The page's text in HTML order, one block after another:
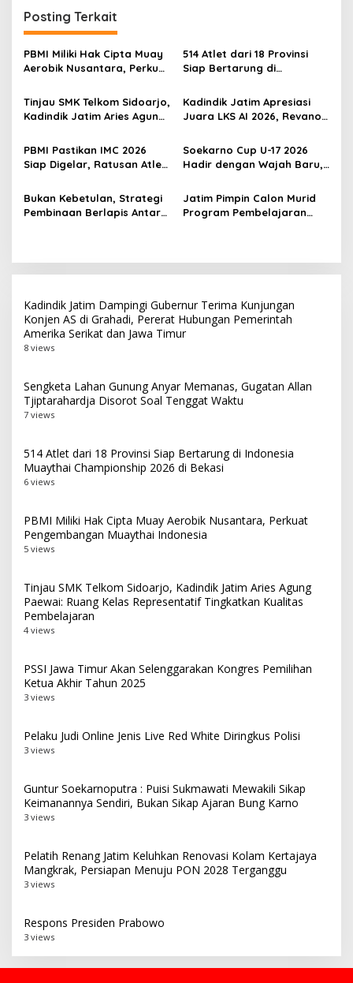
g
a
s
i
p
o
s
Posting Terkait
PBMI Miliki Hak Cipta Muay
Aerobik Nusantara, Perkuat
Indonesia
514 Atlet dari 18 Provinsi
Siap Bertarung di
Championship 2026 di
Bekasi
Tinjau SMK Telkom Sidoarjo,
Kadindik Jatim Aries Agung
Representatif Tingkatkan
Kualitas Pembelajaran
Kadindik Jatim Apresiasi
Juara LKS AI 2026, Revano
dari Gubernur Khofifah
PBMI Pastikan IMC 2026
Siap Digelar, Ratusan Atlet
di Bekasi
Soekarno Cup U-17 2026
Hadir dengan Wajah Baru,
Penghargaan Man of the
Match
Bukan Kebetulan, Strategi
Pembinaan Berlapis Antar
Jatim Pimpin Calon Murid
Program Pembelajaran
Kadindik Jatim Dampingi Gubernur Terima Kunjungan
Konjen AS di Grahadi, Pererat Hubungan Pemerintah
Amerika Serikat dan Jawa Timur
8 views
Sengketa Lahan Gunung Anyar Memanas, Gugatan Allan
Tjiptarahardja Disorot Soal Tenggat Waktu
7 views
514 Atlet dari 18 Provinsi Siap Bertarung di Indonesia
Muaythai Championship 2026 di Bekasi
6 views
PBMI Miliki Hak Cipta Muay Aerobik Nusantara, Perkuat
Pengembangan Muaythai Indonesia
5 views
Tinjau SMK Telkom Sidoarjo, Kadindik Jatim Aries Agung
Paewai: Ruang Kelas Representatif Tingkatkan Kualitas
Pembelajaran
4 views
PSSI Jawa Timur Akan Selenggarakan Kongres Pemilihan
Ketua Akhir Tahun 2025
3 views
Pelaku Judi Online Jenis Live Red White Diringkus Polisi
3 views
Guntur Soekarnoputra : Puisi Sukmawati Mewakili Sikap
Keimanannya Sendiri, Bukan Sikap Ajaran Bung Karno
3 views
Pelatih Renang Jatim Keluhkan Renovasi Kolam Kertajaya
Mangkrak, Persiapan Menuju PON 2028 Terganggu
3 views
Respons Presiden Prabowo
3 views